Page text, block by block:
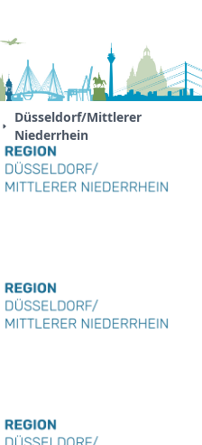
Düsseldorf/Mittlerer
Niederrhein